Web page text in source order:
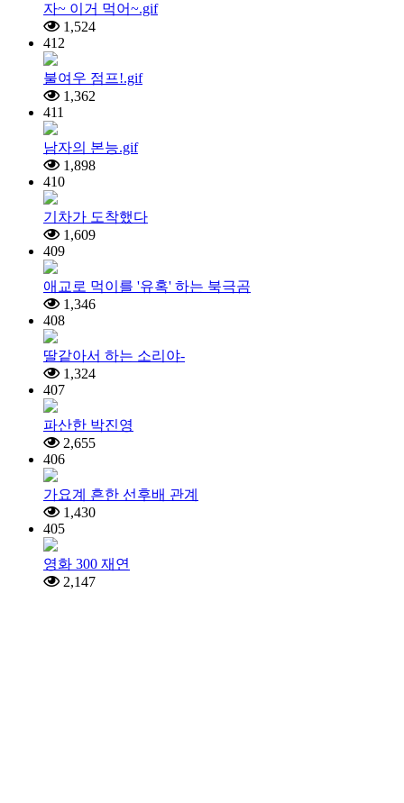
자~ 이거 먹어~.gif
1,524
412
불여우 점프!.gif
1,362
411
남자의 본능.gif
1,898
410
기차가 도착했다
1,609
409
애교로 먹이를 '유혹' 하는 북극곰
1,346
408
딸같아서 하는 소리야-
1,324
407
파산한 박진영
2,655
406
가요계 흔한 선후배 관계
1,430
405
영화 300 재연
2,147